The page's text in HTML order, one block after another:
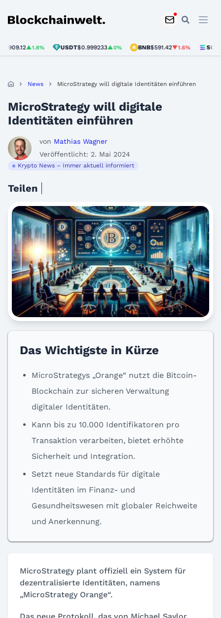
Blockchainwelt
▲1.8% USDT$0.999233▲0% BNB$591.42▼1.6% SOL$73.16
News MicroStrategy will digitale Identitäten einführen
MicroStrategy will digitale
Identitäten einführen
von Mathias Wagner
Veröffentlicht: 2. Mai 2024
Krypto News – Immer aktuell informiert
Teilen
Das Wichtigste in Kürze
MicroStrategys „Orange“ nutzt die Bitcoin-
Blockchain zur sicheren Verwaltung
digitaler Identitäten.
Kann bis zu 10.000 Identifikatoren pro
Transaktion verarbeiten, bietet erhöhte
Sicherheit und Integration.
Setzt neue Standards für digitale
Identitäten im Finanz- und
Gesundheitswesen mit globaler Reichweite
und Anerkennung.
MicroStrategy plant offiziell ein System für
dezentralisierte Identitäten, namens
„MicroStrategy Orange“.